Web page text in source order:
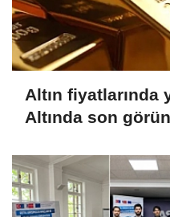
Altın
Altında son